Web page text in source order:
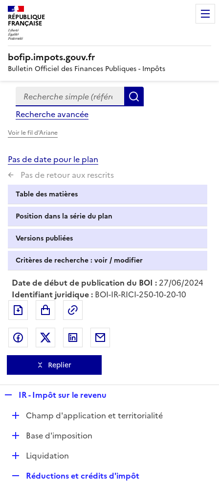
RÉPUBLIQUE
FRANÇAISE
bofip.impots.gouv.fr
Bulletin Officiel des Finances Publiques - Impôts
Formulaire
de
recherche
Recherche simple (références, mots clés, partie du
Recherche avancée
Voir le fil d'Ariane
Pas de date pour le plan
Pas de retour aux rescrits
Table des matières
Position dans la série du plan
Versions publiées
Critères de recherche : voir / modifier
Date de début de publication du BOI : 27/06/2024
Identifiant juridique : BOI-IR-RICI-250-10-20-10
Exporter le document au format pdf
Partager sur Facebook
Partager sur Twitter
Partager sur LinkedIn
Replier
p
l
i
e
IR - Impôt sur le revenu
DChamp d'application et territorialité
DBase d'imposition
DLiquidation
Réductions et crédits d'impôt